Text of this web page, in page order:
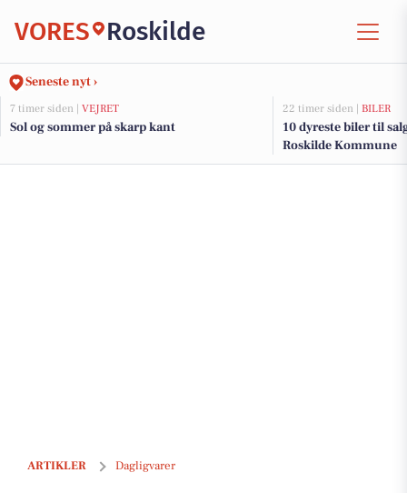
VORES Roskilde
Seneste nyt ›
7 timer siden | VEJRET
Sol og sommer på skarp kant
22 timer siden | BILER
10 dyreste biler til
Roskilde Kommune
ARTIKLER Dagligvarer
Gode lokale tilbud: Lambi toiletpapir til 16 kr. og Spier PS vin til 39